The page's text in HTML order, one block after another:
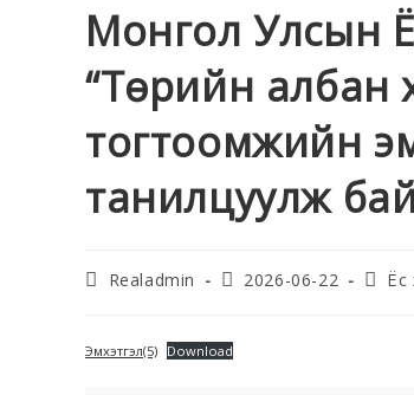
Монгол Улсын
“Төрийн албан
тогтоомжийн
танилцуулж
Realadmin 2026-06-22 Ёс
Эмхэтгэл(5) Download